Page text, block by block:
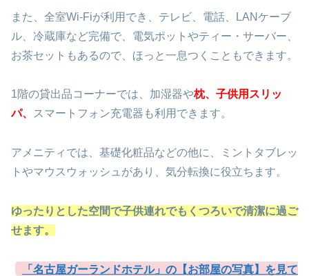
また、全室Wi-Fiが利用でき、テレビ、電話、LANケーブ
ル、冷蔵庫など完備で、電気ポットやティー・サーバー、
お茶セットもあるので、ほっと一息つくこともできます。
1階の貸出品コーナーでは、加湿器や枕、子供用スリッ
パ、
スマートフォン充電器も利用できます。
アメニティでは、基礎化粧品などの他に、ミントタブレッ
トやマウスウォッシュがあり、気分転換に役立ちます。
ゆったりとした空間で子供連れでもくつろいで清潔に過ご
せます。
「名古屋ガーランドホテル」の【お部屋の写真】を見て